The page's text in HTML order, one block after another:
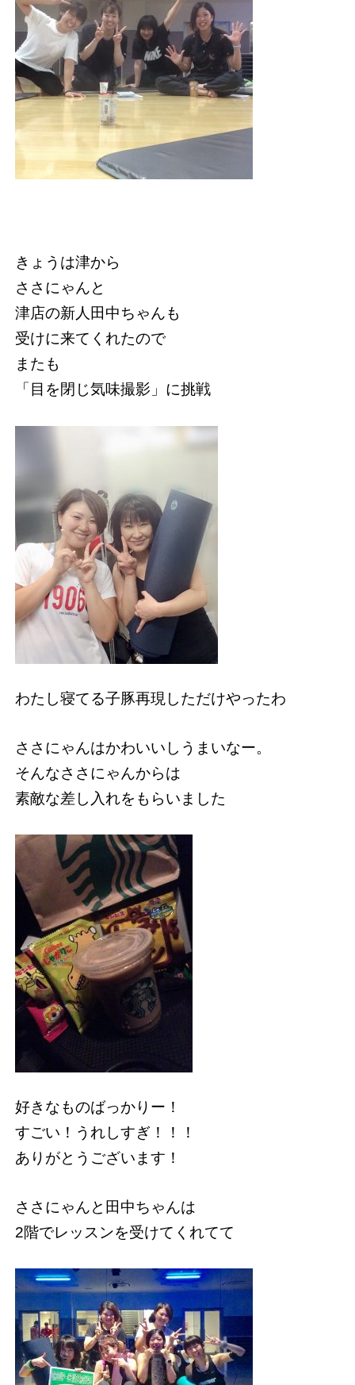
きょうは津から
ささにゃんと
津店の新人田中ちゃんも
受けに来てくれたので
またも
「目を閉じ気味撮影」に挑戦
わたし寝てる子豚再現しただけやったわ
ささにゃんはかわいいしうまいなー。
そんなささにゃんからは
素敵な差し入れをもらいました
好きなものばっかりー！
すごい！うれしすぎ！！！
ありがとうございます！
ささにゃんと田中ちゃんは
2階でレッスンを受けてくれてて